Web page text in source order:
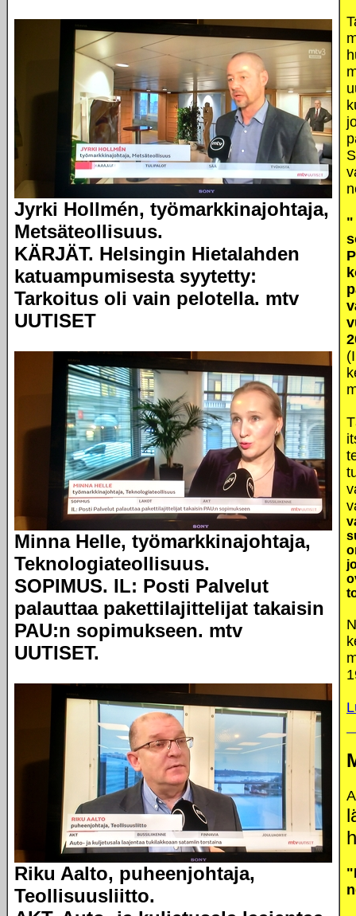
Jyrki Hollmén, työmarkkinajohtaja,
Metsäteollisuus.
KÄRJÄT. Helsingin Hietalahden
katuampumisesta syytetty:
Tarkoitus oli vain pelotella. mtv
UUTISET
Minna Helle, työmarkkinajohtaja,
Teknologiateollisuus.
SOPIMUS. IL: Posti Palvelut
palauttaa pakettilajittelijat takaisin
PAU:n sopimukseen. mtv
UUTISET.
Riku Aalto, puheenjohtaja,
Teollisuusliitto.
"